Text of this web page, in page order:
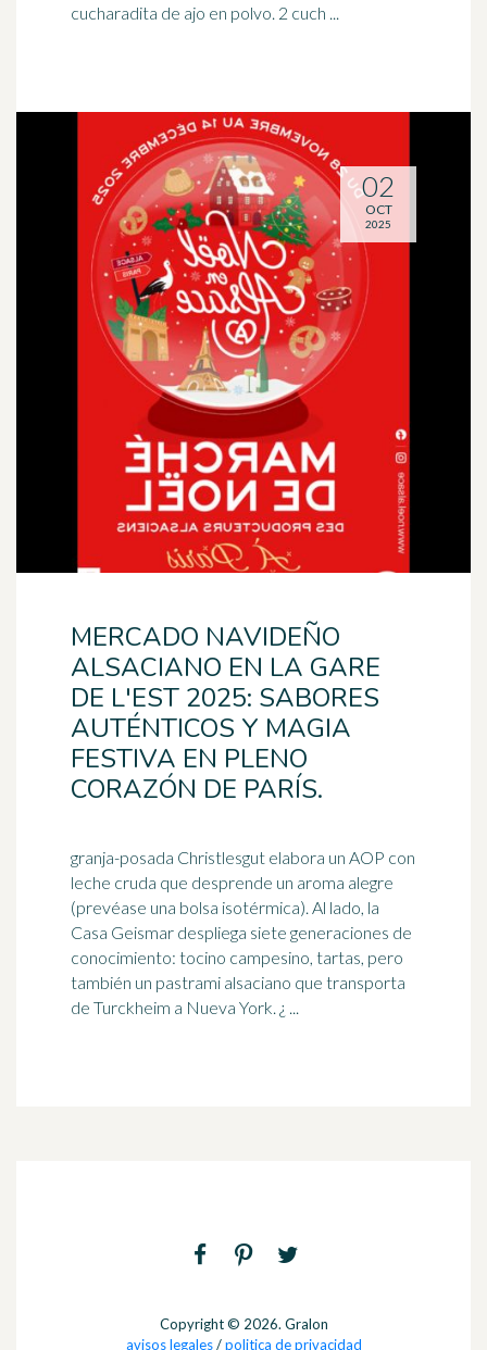
cucharadita de ajo en polvo. 2 cuch ...
MERCADO NAVIDEÑO
ALSACIANO EN LA GARE
DE L'EST 2025: SABORES
AUTÉNTICOS Y MAGIA
FESTIVA EN PLENO
CORAZÓN DE PARÍS.
granja-posada Christlesgut elabora un AOP con
leche cruda que desprende un aroma alegre
(prevéase una bolsa isotérmica). Al lado, la
Casa Geismar despliega siete generaciones de
conocimiento: tocino campesino, tartas, pero
también un pastrami alsaciano que transporta
de Turckheim a Nueva York. ¿ ...
02
OCT
2025
Copyright © 2026. Gralon
avisos legales/politica de privacidad